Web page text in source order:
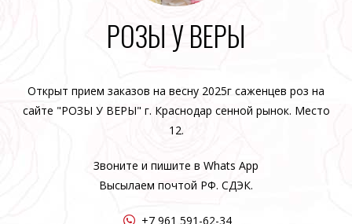
РОЗЫ У ВЕРЫ
Открыт прием заказов на весну 2025г саженцев роз на
сайте "РОЗЫ У ВЕРЫ" г. Краснодар сенной рынок. Место
12.
Звоните и пишите в Whats App
Высылаем почтой РФ. СДЭК.
+7 961 591-62-34